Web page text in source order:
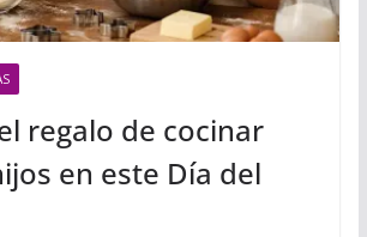
regalo de cocinar
en este Día del